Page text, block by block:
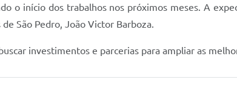
o início dos trabalhos nos próximos meses. A
São Pedro, João Victor Barboza.
investimentos e parcerias para ampliar as